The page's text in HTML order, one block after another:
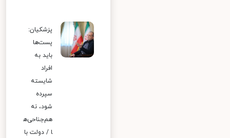
پزشکیان:
پست‌ها
باید به
افراد
شایسته
سپرده
شود، نه
هم‌جناحی‌ه
ا / دولت با